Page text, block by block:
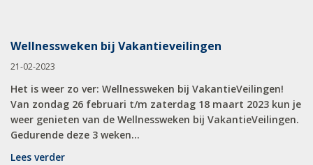
Wellnessweken bij Vakantieveilingen
21-02-2023
Het is weer zo ver: Wellnessweken bij VakantieVeilingen!
Van zondag 26 februari t/m zaterdag 18 maart 2023 kun je
weer genieten van de Wellnessweken bij VakantieVeilingen.
Gedurende deze 3 weken...
Lees verder